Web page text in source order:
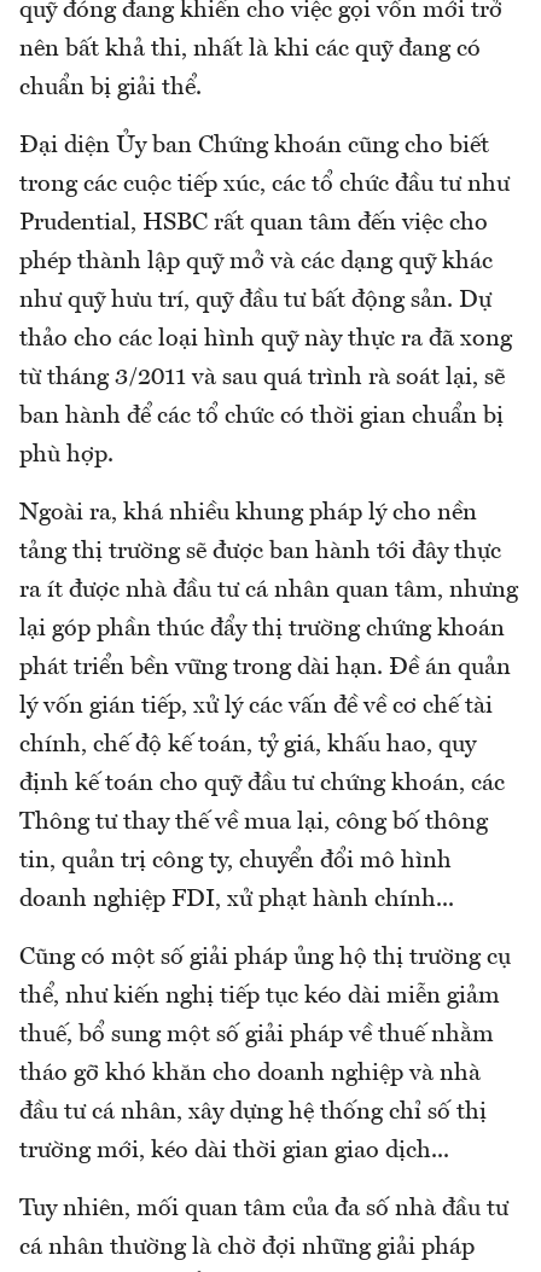
quỹ đóng đang khiến cho việc gọi vốn mới trở
nên bất khả thi, nhất là khi các quỹ đang có
chuẩn bị giải thể.
Đại diện Ủy ban Chứng khoán cũng cho biết
trong các cuộc tiếp xúc, các tổ chức đầu tư như
Prudential, HSBC rất quan tâm đến việc cho
phép thành lập quỹ mở và các dạng quỹ khác
như quỹ hưu trí, quỹ đầu tư bất động sản. Dự
thảo cho các loại hình quỹ này thực ra đã xong
từ tháng 3/2011 và sau quá trình rà soát lại, sẽ
ban hành để các tổ chức có thời gian chuẩn bị
phù hợp.
Ngoài ra, khá nhiều khung pháp lý cho nền
tảng thị trường sẽ được ban hành tới đây thực
ra ít được nhà đầu tư cá nhân quan tâm, nhưng
lại góp phần thúc đẩy thị trường chứng khoán
phát triển bền vững trong dài hạn. Đề án quản
lý vốn gián tiếp, xử lý các vấn đề về cơ chế tài
chính, chế độ kế toán, tỷ giá, khấu hao, quy
định kế toán cho quỹ đầu tư chứng khoán, các
Thông tư thay thế về mua lại, công bố thông
tin, quản trị công ty, chuyển đổi mô hình
doanh nghiệp FDI, xử phạt hành chính...
Cũng có một số giải pháp ủng hộ thị trường cụ
thể, như kiến nghị tiếp tục kéo dài miễn giảm
thuế, bổ sung một số giải pháp về thuế nhằm
tháo gỡ khó khăn cho doanh nghiệp và nhà
đầu tư cá nhân, xây dựng hệ thống chỉ số thị
trường mới, kéo dài thời gian giao dịch...
Tuy nhiên, mối quan tâm của đa số nhà đầu tư
cá nhân thường là chờ đợi những giải pháp